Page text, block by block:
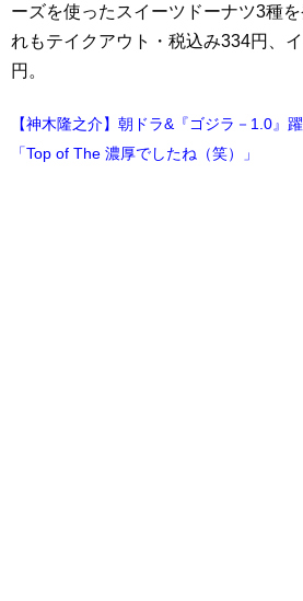
ーズを使ったスイーツドーナツ3種
れもテイクアウト・税込み334円、
円。
【神木隆之介】朝ドラ&『ゴジラ－1.0』
「Top of The 濃厚でしたね（笑）」